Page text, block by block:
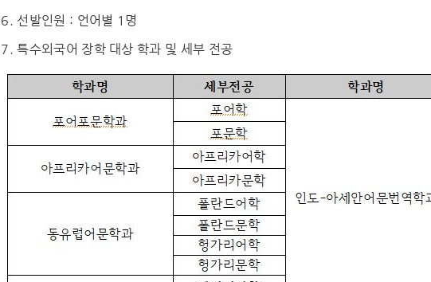
6. 선발인원 : 언어별 1명
7. 특수외국어 장학 대상 학과 및 세부 전공